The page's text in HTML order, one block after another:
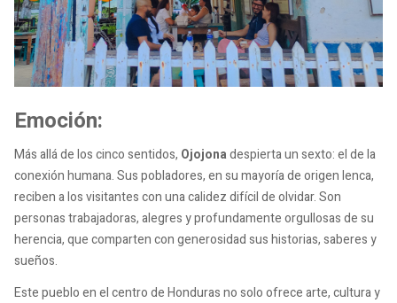
Emoción:
Más allá de los cinco sentidos, Ojojonadespierta un sexto: el de la
conexión humana. Sus pobladores, en su mayoría de origen lenca,
reciben a los visitantes con una calidez difícil de olvidar. Son
personas trabajadoras, alegres y profundamente orgullosas de su
herencia, que comparten con generosidad sus historias, saberes y
sueños.
Este pueblo en el centro de Honduras no solo ofrece arte, cultura y